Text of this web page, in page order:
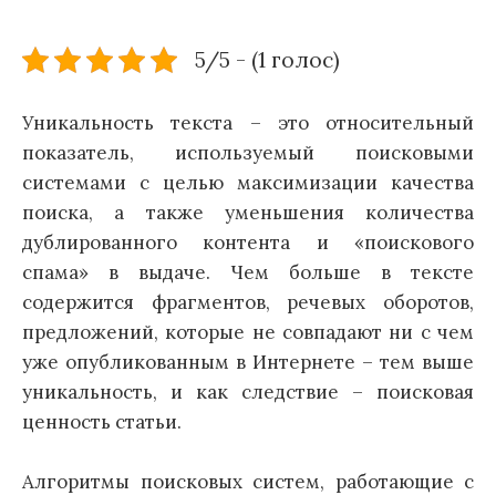
5/5 - (1 голос)
Уникальность текста – это относительный
показатель, используемый поисковыми
системами с целью максимизации качества
поиска, а также уменьшения количества
дублированного контента и «поискового
спама» в выдаче. Чем больше в тексте
содержится фрагментов, речевых оборотов,
предложений, которые не совпадают ни с чем
уже опубликованным в Интернете – тем выше
уникальность, и как следствие – поисковая
ценность статьи.
Алгоритмы поисковых систем, работающие с